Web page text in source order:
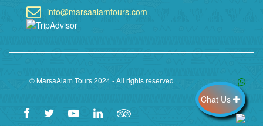
info@marsaalamtours.com
© MarsaAlam Tours 2024 - All rights reserved
Chat Us